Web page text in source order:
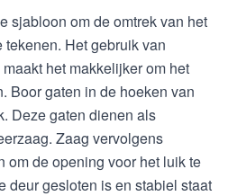
sjabloon om de omtrek van het
Het gebruik van
het makkelijker om het
Boor gaten in de hoeken van
Deze gaten dienen als
Zaag vervolgens
om de opening voor het luik te
deur gesloten is en stabiel staat